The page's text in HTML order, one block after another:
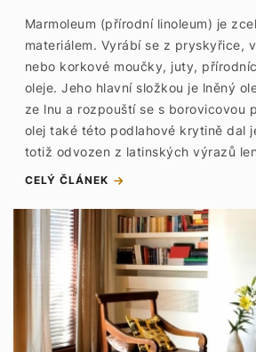
Marmoleum (přírodní linoleum) je
materiálem. Vyrábí se z pryskyřice,
nebo korkové moučky, juty,
oleje. Jeho hlavní složkou je lněný
ze lnu a rozpouští se s borovicovou
olej také této podlahové krytině dal
totiž odvozen z latinských výrazů
CELÝ ČLÁNEK